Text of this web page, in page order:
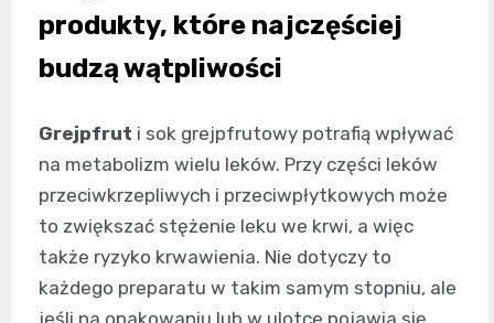
produkty, które najczęściej
budzą wątpliwości
Grejpfrut i sok grejpfrutowy potrafią wpływać
na metabolizm wielu leków. Przy części leków
przeciwkrzepliwych i przeciwpłytkowych może
to zwiększać stężenie leku we krwi, a więc
także ryzyko krwawienia. Nie dotyczy to
każdego preparatu w takim samym stopniu, ale